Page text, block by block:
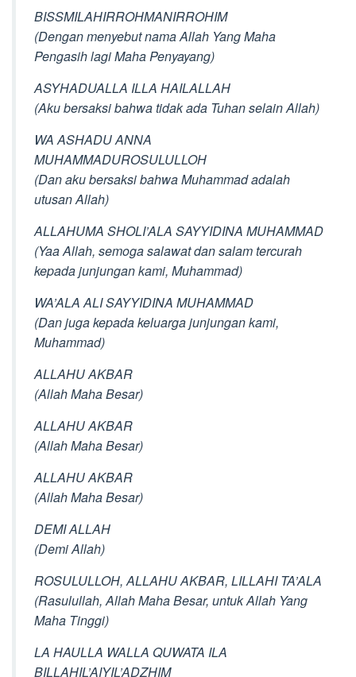
BISSMILAHIRROHMANIRROHIM
(Dengan menyebut nama Allah Yang Maha
Pengasih lagi Maha Penyayang)
ASYHADUALLA ILLA HAILALLAH
(Aku bersaksi bahwa tidak ada Tuhan selain Allah)
WA ASHADU ANNA
MUHAMMADUROSULULLOH
(Dan aku bersaksi bahwa Muhammad adalah
utusan Allah)
ALLAHUMA SHOLI’ALA SAYYIDINA MUHAMMAD
(Yaa Allah, semoga salawat dan salam tercurah
kepada junjungan kami, Muhammad)
WA’ALA ALI SAYYIDINA MUHAMMAD
(Dan juga kepada keluarga junjungan kami,
Muhammad)
ALLAHU AKBAR
(Allah Maha Besar)
ALLAHU AKBAR
(Allah Maha Besar)
ALLAHU AKBAR
(Allah Maha Besar)
DEMI ALLAH
(Demi Allah)
ROSULULLOH, ALLAHU AKBAR, LILLAHI TA’ALA
(Rasulullah, Allah Maha Besar, untuk Allah Yang
Maha Tinggi)
LA HAULLA WALLA QUWATA ILA
BILLAHIL’AIYIL’ADZHIM